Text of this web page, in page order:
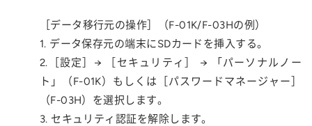
［データ移行元の操作］（F-01K/F-03Hの例）
1. データ保存元の端末にSDカードを挿入する。
2.［設定］→ ［セキュリティ］ → 「パーソナルノー
ト」（F-01K）もしくは［パスワードマネージャー］
（F-03H）を選択します。
3. セキュリティ認証を解除します。